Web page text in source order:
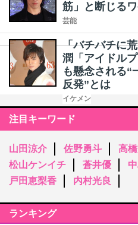
筋」と断じる
芸能
「バチバチに
潤「アイドル
も懸念される“
反発”とは
イケメン
注目キーワード
山田涼介 佐野勇斗 高
松山ケンイチ
蒼井優
戸田恵梨香
内村光良
ランキング